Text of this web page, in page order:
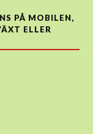
PÅ MOBILEN,
ELLER